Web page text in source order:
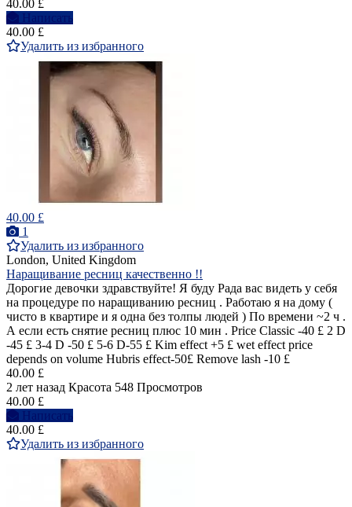
40.00 £
Написать
40.00 £
Удалить из избранного
40.00 £
1
Удалить из избранного
London, United Kingdom
Наращивание ресниц качественно !!
Дорогие девочки здравствуйте! Я буду Рада вас видеть у себя
на процедуре по наращиванию ресниц . Работаю я на дому (
чисто в квартире и я одна без толпы людей ) По времени ~2 ч .
А если есть снятие ресниц плюс 10 мин . Price Classic -40 £ 2 D
-45 £ 3-4 D -50 £ 5-6 D-55 £ Kim effect +5 £ wet effect price
depends on volume Hubris effect-50£ Remove lash -10 £
40.00 £
2 лет назад Красота 548 Просмотров
40.00 £
Написать
40.00 £
Удалить из избранного